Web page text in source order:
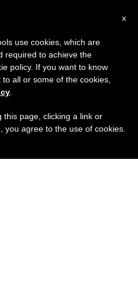
x
use cookies, which are
required to achieve the
policy. If you want to know
all or some of the cookies,
this page, clicking a link or
you agree to the use of cookies.